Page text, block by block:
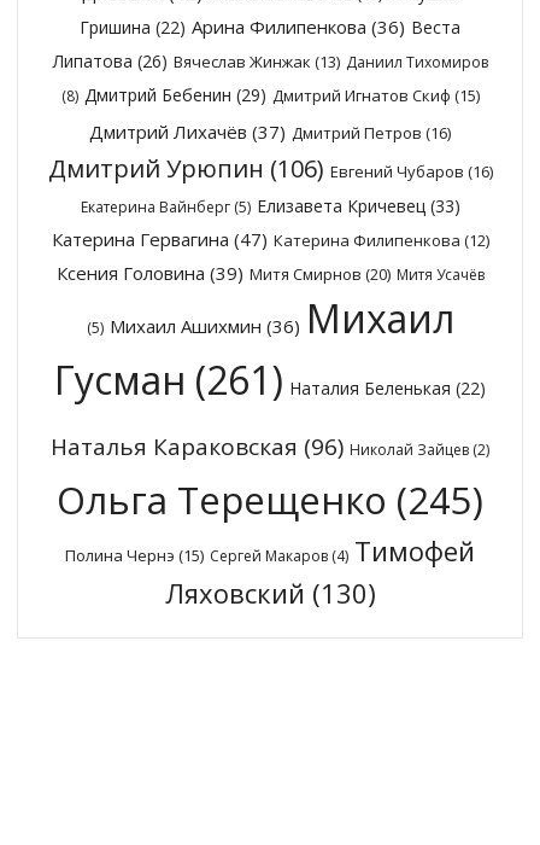
Гришина (22) Арина Филипенкова (36) Веста
Липатова (26) Вячеслав Жинжак (13) Даниил Тихомиров
(8) Дмитрий Бебенин (29) Дмитрий Игнатов Скиф (15)
Дмитрий Лихачёв (37) Дмитрий Петров (16)
Дмитрий Урюпин (106) Евгений Чубаров (16)
Екатерина Вайнберг(5) Елизавета Кричевец(33)
Катерина Гервагина (47) Катерина Филипенкова (12)
Ксения Головина (39) Митя Смирнов (20) Митя Усачёв
(5) Михаил Ашихмин (36) Михаил
Гусман (261) Наталия Беленькая (22)
Наталья Караковская (96) Николай Зайцев (2)
Ольга Терещенко (245)
Полина Чернэ (15) Сергей Макаров (4) Тимофей
Ляховский (130)